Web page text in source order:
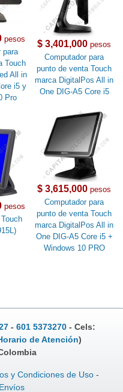
pesos
para
Touch
All in
i5 y
Pro
$ 3,401,000 pesos
Computador para
punto de venta Touch
marca DigitalPos All in
One DIG-A5 Core i5
pesos
$ 3,615,000 pesos
Computador para
punto de venta Touch
marca DigitalPos All in
One DIG-A5 Core i5 +
Windows 10 PRO
- 601 5373270 - Cels:
de Atención)
y Condiciones de Uso-